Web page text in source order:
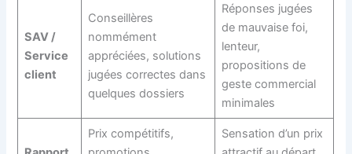
SAV /
Service
client
Conseillères
nommément
appréciées, solutions
jugées correctes dans
quelques dossiers
Réponses jugées
de mauvaise foi,
lenteur,
propositions de
geste commercial
minimales
Prix compétitifs,
Sensation d’un prix